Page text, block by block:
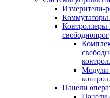
Измерители-
Коммутаторы
Контроллеры
Модули
Панели
Панели